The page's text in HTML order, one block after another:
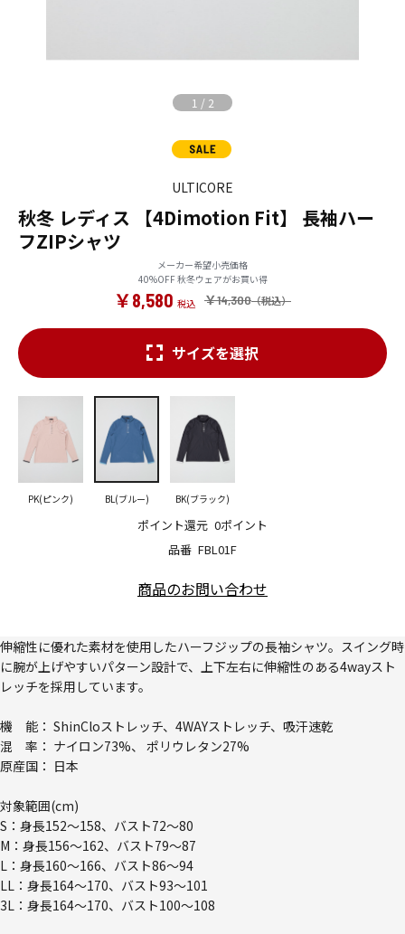
1 / 2
ULTICORE
秋冬 レディス 【4Dimotion Fit】 長袖ハー
フZIPシャツ
メーカー希望小売価格
40%OFF 秋冬ウェアがお買い得
￥14,300
￥8,580
品番 FBL01F
ポイント還元 0ポイント
サイズを選択
PK(ピンク) BL(ブルー) BK(ブラック)
商品のお問い合わせ
伸縮性に優れた素材を使用したハーフジップの長袖シャツ。スイング時
に腕が上げやすいパターン設計で、上下左右に伸縮性のある4wayスト
レッチを採用しています。
機 能： ShinCloストレッチ、4WAYストレッチ、吸汗速乾
混 率： ナイロン73%、 ポリウレタン27%
原産国： 日本
対象範囲(cm)
S：身長152～158、バスト72～80
M：身長156～162、バスト79～87
L：身長160～166、バスト86～94
LL：身長164～170、バスト93～101
3L：身長164～170、バスト100～108